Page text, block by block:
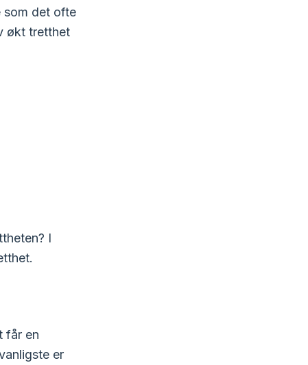
som det ofte
økt tretthet
I
får en
er